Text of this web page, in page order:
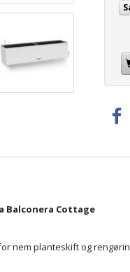
Balconera Cottage
planteskift og